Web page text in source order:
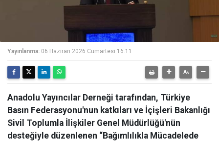
Yayınlanma: 06 Haziran 2026 Cumartesi 16:11
Anadolu Yayıncılar Derneği tarafından, Türkiye
Basın Federasyonu'nun katkıları ve İçişleri Bakanlığı
Sivil Toplumla İlişkiler Genel Müdürlüğü'nün
desteğiyle düzenlenen “Bağımlılıkla Mücadelede